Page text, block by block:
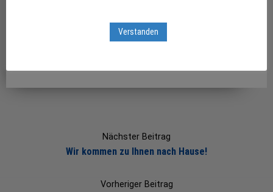
Nächster Beitrag
Wir kommen zu Ihnen nach Hause!
Vorheriger Beitrag
Verstanden